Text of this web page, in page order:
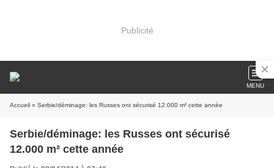
Publicité
MENU
Accueil » Serbie/déminage: les Russes ont sécurisé 12.000 m² cette année
Serbie/déminage: les Russes ont sécurisé
12.000 m² cette année